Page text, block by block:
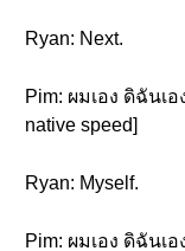
Ryan: Next.
Pim: ผมเอง ดิฉันเอ
native speed]
Ryan: Myself.
Pim: ผมเอง ดิฉันเ